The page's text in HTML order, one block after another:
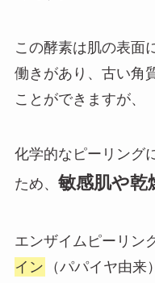
この酵素は肌の表面
働きがあり、古い角
ことができますが、
化学的なピーリング
ため、 敏感肌や乾
エンザイムピーリン
イン
（パパイヤ由来